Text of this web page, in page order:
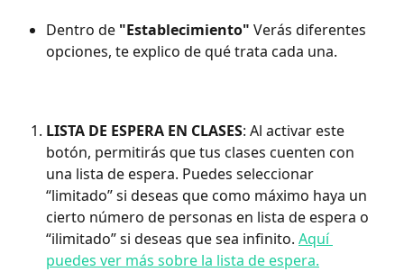
Dentro de "Establecimiento" Verás diferentes
opciones, te explico de qué trata cada una.
LISTA DE ESPERA EN CLASES: Al activar este
botón, permitirás que tus clases cuenten con
una lista de espera. Puedes seleccionar
“limitado” si deseas que como máximo haya un
cierto número de personas en lista de espera o
“ilimitado” si deseas que sea infinito. Aquí
puedes ver más sobre la lista de espera.